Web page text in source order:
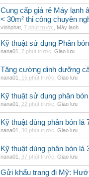
Cung cấp giá rẻ Máy lạnh
< 30m² thi công chuyên
vinhphat 7 phút trước Máy lạnh
Kỹ thuật sử dụng Phân
nana01 7 phút trước Giao lưu
Tăng cường dinh dưỡng
nana01 15 phút trước Giao lưu
Kỹ thuật sử dụng phân
nana01 22 phút trước Giao lưu
Kỹ thuật dùng phân bón lá
nana01 30 phút trước Giao lưu
Kỹ thuật dùng phân bón
nana01 37 phút trước Giao lưu
Gửi khẩu trang đi Mỹ: